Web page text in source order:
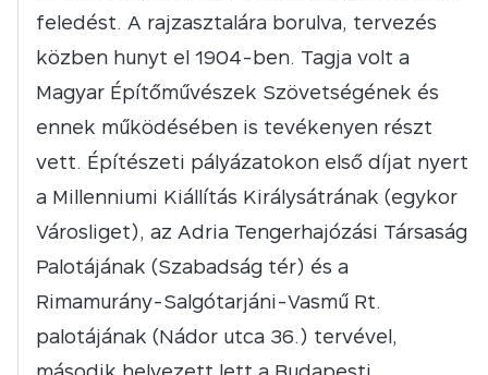
feledést. A rajzasztalára borulva, tervezés
közben hunyt el 1904-ben. Tagja volt a
Magyar Építőművészek Szövetségének és
ennek működésében is tevékenyen részt
vett. Építészeti pályázatokon első díjat nyert
a Millenniumi Kiállítás Királysátrának (egykor
Városliget), az Adria Tengerhajózási Társaság
Palotájának (Szabadság tér) és a
Rimamurány-Salgótarjáni-Vasmű Rt.
palotájának (Nádor utca 36.) tervével,